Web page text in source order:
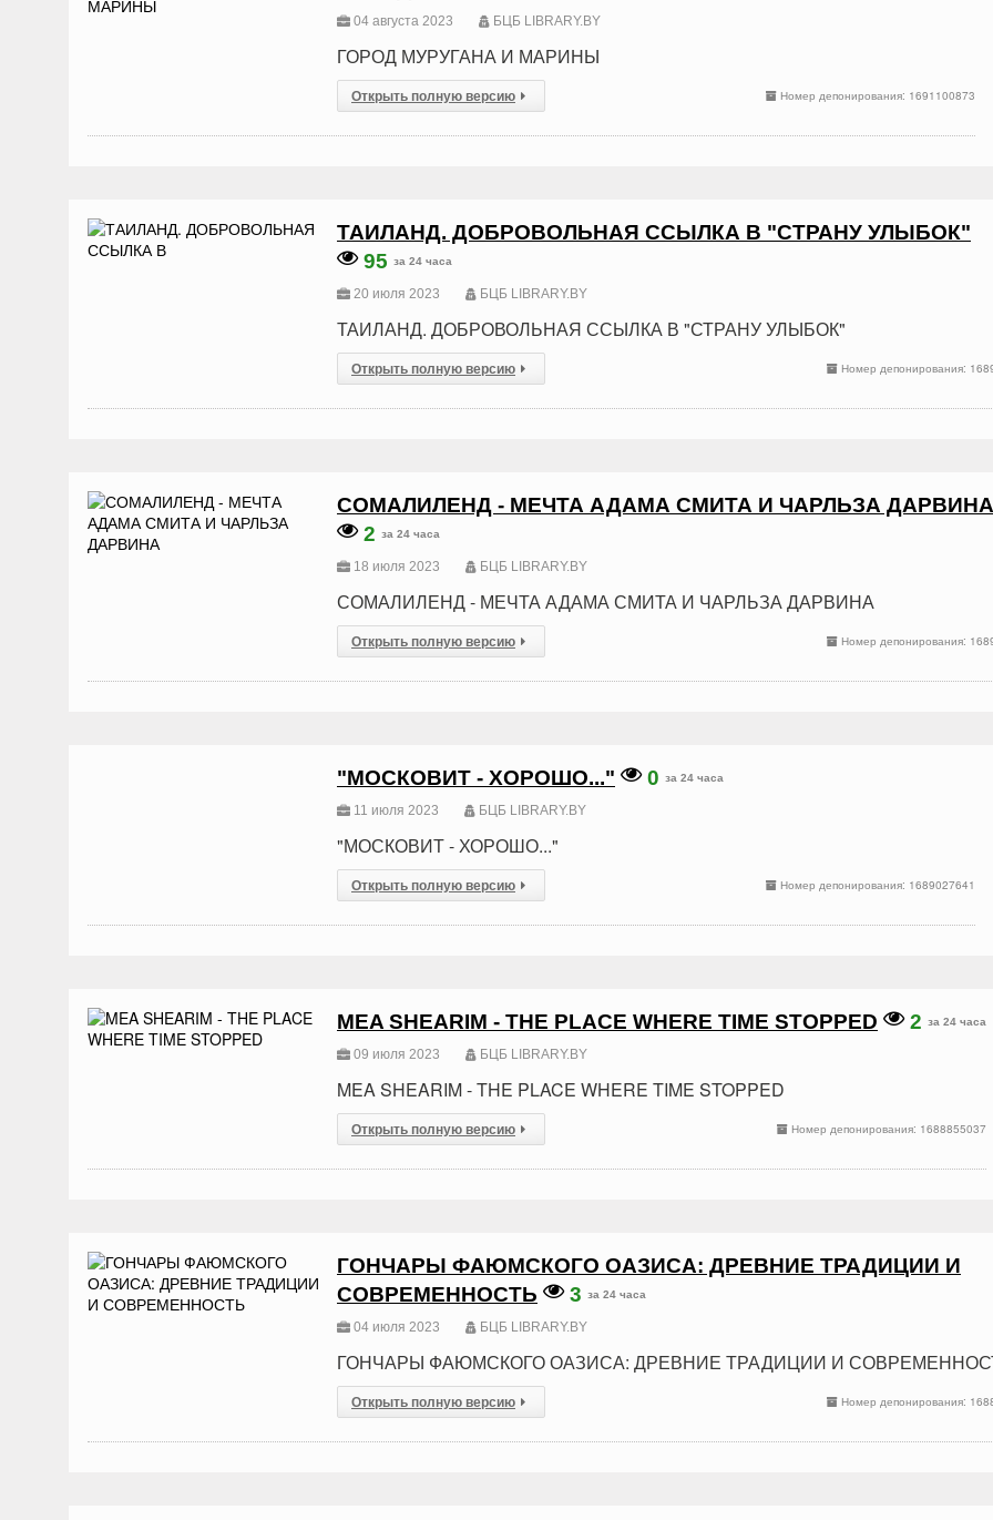
04 августа 2023 БЦБ LIBRARY.BY
ГОРОД МУРУГАНА И МАРИНЫ
Номер депонирования: 1691100873
Открыть полную версию
ТАИЛАНД. ДОБРОВОЛЬНАЯ ССЫЛКА В "СТРАНУ УЛЫБОК"
95 за 24 часа
20 июля 2023 БЦБ LIBRARY.BY
ТАИЛАНД. ДОБРОВОЛЬНАЯ ССЫЛКА В "СТРАНУ УЛЫБОК"
Номер депонирования:
Открыть полную версию
СОМАЛИЛЕНД - МЕЧТА АДАМА СМИТА И ЧАРЛЬЗА ДАРВИНА
2 за 24 часа
18 июля 2023 БЦБ LIBRARY.BY
СОМАЛИЛЕНД - МЕЧТА АДАМА СМИТА И ЧАРЛЬЗА ДАРВИНА
Номер депонирования:
Открыть полную версию
"МОСКОВИТ - ХОРОШО..." 0 за 24 часа
11 июля 2023 БЦБ LIBRARY.BY
"МОСКОВИТ - ХОРОШО..."
Номер депонирования: 1689027641
Открыть полную версию
MEA SHEARIM - THE PLACE WHERE TIME STOPPED 2 за 24 часа
09 июля 2023 БЦБ LIBRARY.BY
MEA SHEARIM - THE PLACE WHERE TIME STOPPED
Номер депонирования: 1688855037
Открыть полную версию
ГОНЧАРЫ ФАЮМСКОГО ОАЗИСА: ДРЕВНИЕ ТРАДИЦИИ И
СОВРЕМЕННОСТЬ
3 за 24 часа
04 июля 2023 БЦБ LIBRARY.BY
ГОНЧАРЫ ФАЮМСКОГО ОАЗИСА: ДРЕВНИЕ ТРАДИЦИИ И
Номер депонирования:
Открыть полную версию